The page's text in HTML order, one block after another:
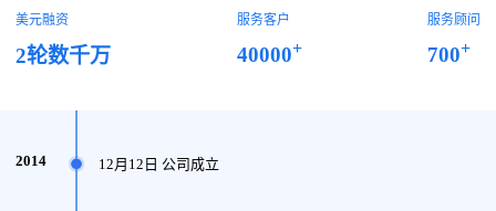
美元融资
2轮数千万
服务客户
40000+
服务顾问
700+
2014 12月12日 公司成立